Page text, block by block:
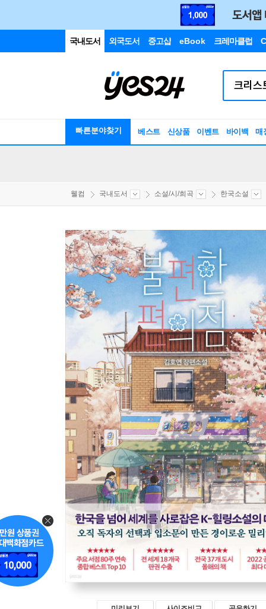
국내도서 외국도서 중고샵 eBook 크레마클럽
빠른분야찾기 베스트 신상품 이벤트 바이백 매
웰컴 국내도서 소설/시/희곡 한국소설